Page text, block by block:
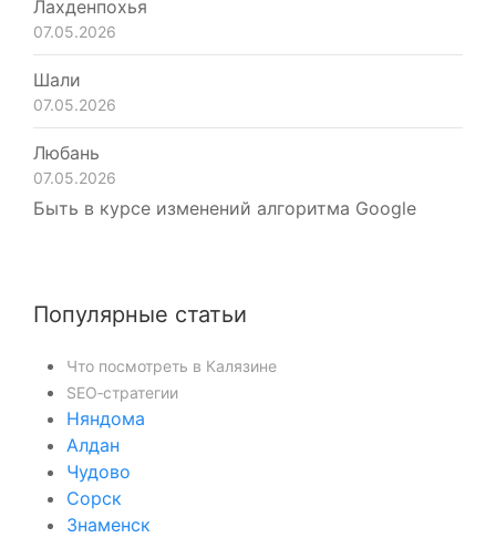
Лахденпохья
07.05.2026
Шали
07.05.2026
Любань
07.05.2026
Быть в курсе изменений алгоритма Google
Популярные статьи
Что посмотреть в Калязине
SEO‑стратегии
Няндома
Алдан
Чудово
Сорск
Знаменск